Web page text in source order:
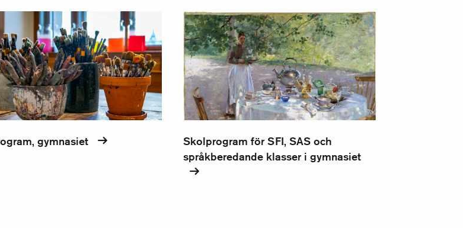
gymnasiet
gymnasiet
Skolprogram för SFI, SAS och språkberedande klasser i gymnasiet
Skolprogram för SFI, SAS och
språkberedande klasser i gymnasiet